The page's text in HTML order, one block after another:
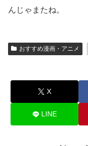
んじゃまたね。
おすすめ漫画・アニメ
X
LINE